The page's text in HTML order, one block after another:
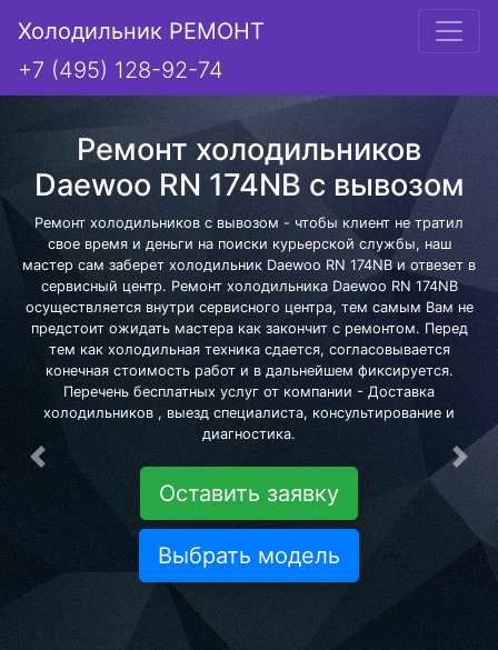
Холодильник РЕМОНТ
+7 (495) 128-92-74
Ремонт холодильников
Daewoo RN 174NB с вывозом
Ремонт холодильников с вывозом - чтобы клиент не тратил
свое время и деньги на поиски курьерской службы, наш
мастер сам заберет холодильник Daewoo RN 174NB и отвезет в
сервисный центр. Ремонт холодильника Daewoo RN 174NB
осуществляется внутри сервисного центра, тем самым Вам не
предстоит ожидать мастера как закончит с ремонтом. Перед
тем как холодильная техника сдается, согласовывается
конечная стоимость работ и в дальнейшем фиксируется.
Перечень бесплатных услуг от компании - Доставка
холодильников , выезд специалиста, консультирование и
диагностика.
Оставить заявку
Выбрать модель
Предыдущая